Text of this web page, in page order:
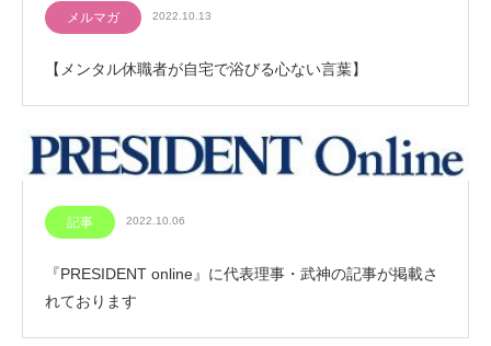
メルマガ 2022.10.13
【メンタル休職者が自宅で浴びる心ない言葉】
記事 2022.10.06
『PRESIDENT online』に代表理事・武神の記事が掲載さ
れております